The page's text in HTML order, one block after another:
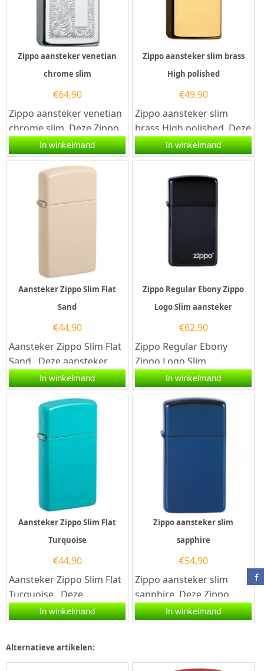
Zippo aansteker venetian
chrome slim
€64,90
Zippo aansteker venetian
chrome slim. Deze Zippo
aansteker heeft een
hoogglans zilveren
afwerking...
In winkelmand
Zippo aansteker slim brass
High polished
€49,90
Zippo aansteker slim
brass High polished. Deze
Zippo aansteker heeft
een hoogglans messing...
In winkelmand
Aansteker Zippo Slim Flat
Sand
€44,90
Aansteker Zippo Slim Flat
Sand. Deze aansteker
van zippo heeft rondom
een mat zandkleurige...
In winkelmand
Zippo Regular Ebony Zippo
Logo Slim aansteker
€62,90
Zippo Regular Ebony
Zippo Logo Slim
aansteker. Een Zippo
aansteker is een zeer
kwalitatieve...
In winkelmand
Aansteker Zippo Slim Flat
Turquoise
€44,90
Aansteker Zippo Slim Flat
Turquoise. Deze
aansteker van Zippo heeft
rondom een turquoise...
In winkelmand
Zippo aansteker slim
sapphire
€54,90
Zippo aansteker slim
sapphire. Deze Zippo
aansteker heeft een
hoogglans sapphire
In winkelmand
Alternatieve artikelen: